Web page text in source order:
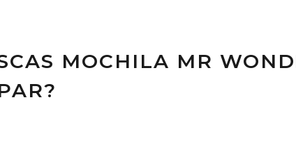
MOCHILA MR